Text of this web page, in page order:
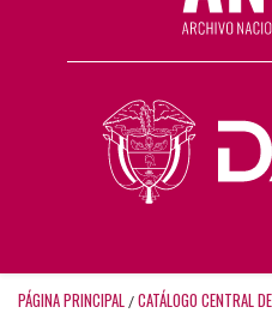
PÁGINA PRINCIPAL / CATÁLOGO CENTRAL